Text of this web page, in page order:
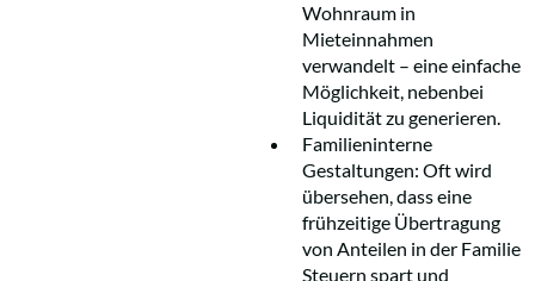
Wohnraum in
Mieteinnahmen
verwandelt – eine einfache
Möglichkeit, nebenbei
Liquidität zu generieren.
Familieninterne
Gestaltungen: Oft wird
übersehen, dass eine
frühzeitige Übertragung
von Anteilen in der Familie
Steuern spart und